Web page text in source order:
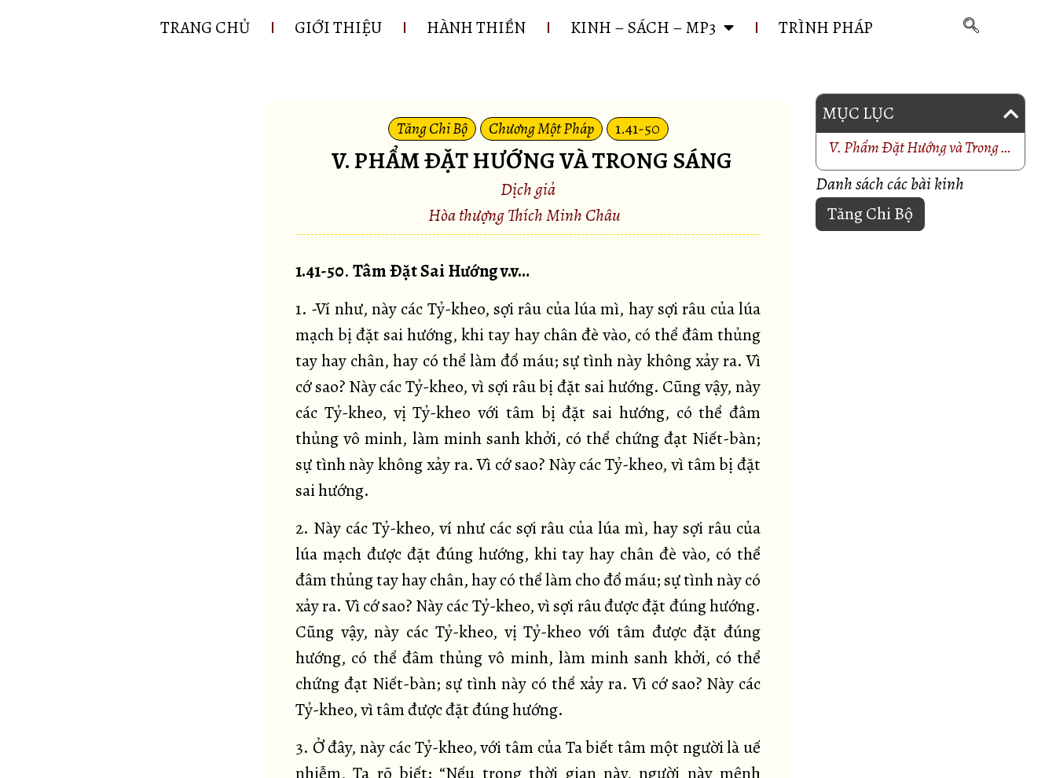
TRANG CHỦ GIỚI THIỆU HÀNH THIỀN KINH – SÁCH – MP3 TRÌNH PHÁP
Tăng Chi Bộ Chương Một Pháp 1.41-50
V. PHẨM ÐẶT HƯỚNG VÀ TRONG SÁNG
Dịch giả
Hòa thượng Thích Minh Châu
1.41-50. Tâm Ðặt Sai Hướng v.v…
1. -Ví như, này các Tỷ-kheo, sợi râu của lúa mì, hay sợi râu của lúa
mạch bị đặt sai hướng, khi tay hay chân đè vào, có thể đâm thủng
tay hay chân, hay có thể làm đổ máu; sự tình này không xảy ra. Vì
cớ sao? Này các Tỷ-kheo, vì sợi râu bị đặt sai hướng. Cũng vậy, này
các Tỷ-kheo, vị Tỷ-kheo với tâm bị đặt sai hướng, có thể đâm
thủng vô minh, làm minh sanh khởi, có thể chứng đạt Niết-bàn;
sự tình này không xảy ra. Vì cớ sao? Này các Tỷ-kheo, vì tâm bị đặt
sai hướng.
2. Này các Tỷ-kheo, ví như các sợi râu của lúa mì, hay sợi râu của
lúa mạch được đặt đúng hướng, khi tay hay chân đè vào, có thể
đâm thủng tay hay chân, hay có thể làm cho đổ máu; sự tình này có
xảy ra. Vì cớ sao? Này các Tỷ-kheo, vì sợi râu được đặt đúng hướng.
Cũng vậy, này các Tỷ-kheo, vị Tỷ-kheo với tâm được đặt đúng
hướng, có thể đâm thủng vô minh, làm minh sanh khởi, có thể
chứng đạt Niết-bàn; sự tình này có thể xảy ra. Vì cớ sao? Này các
Tỷ-kheo, vì tâm được đặt đúng hướng.
3. Ở đây, này các Tỷ-kheo, với tâm của Ta biết tâm một người là uế
nhiễm, Ta rõ biết: “Nếu trong thời gian này, người này mệnh
MỤC LỤC
V. Phẩm Ðặt Hướng và Trong Sáng
Danh sách các bài kinh
Tăng Chi Bộ